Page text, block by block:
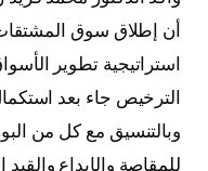
أن إطلاق سوق
استراتيجية تطوير
الترخيص جاء بعد
وبالتنسيق مع كل من
للمقاصة والإيداع